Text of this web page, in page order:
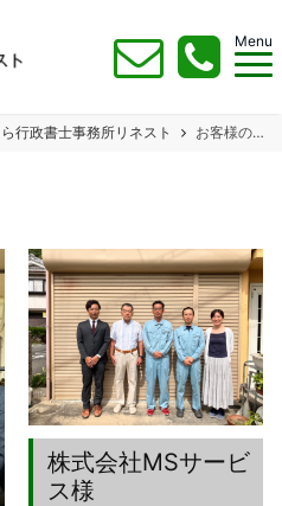
Menu
行政書士事務所リネスト お客様の声
株式会社MSサービ
ス様